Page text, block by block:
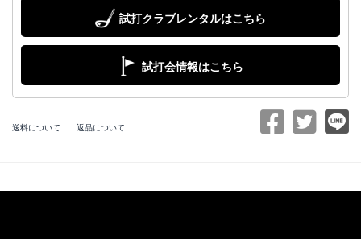
試打クラブレンタルはこちら
試打会情報はこちら
送料について 返品について